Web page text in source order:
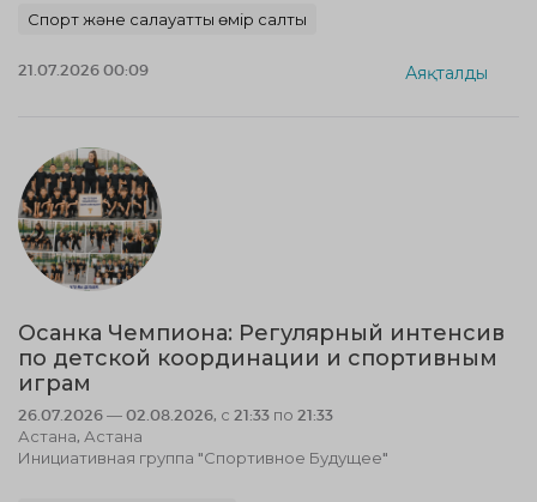
Спорт және салауатты өмір салты
21.07.2026 00:09 Аяқталды
Осанка Чемпиона: Регулярный интенсив
по детской координации и спортивным
играм
26.07.2026 — 02.08.2026, с 21:33 по 21:33
Астана, Астана
Инициативная группа "Спортивное Будущее"